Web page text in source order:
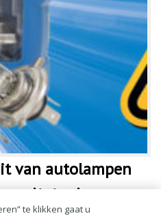
van autolampen
te klikken gaat u